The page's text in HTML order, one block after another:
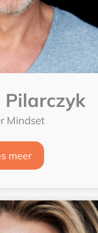
Pilarczyk
Mindset
meer